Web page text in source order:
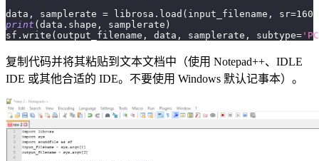
data , samplerate = librosa . load ( input_filename , sr=
print ( data . shape , samplerate )
sf . write ( output_filename , data , samplerate , subtype=
复制代码并将其粘贴到文本文档中（使用 Notepad++、IDLE
IDE 或其他合适的 IDE。不要使用 Windows 默认记事本）。